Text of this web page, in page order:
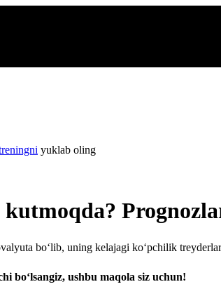
yuklab oling
bo‘lib, uning kelajagi ko‘pchilik
bo‘lsangiz, ushbu maqola siz uchun!